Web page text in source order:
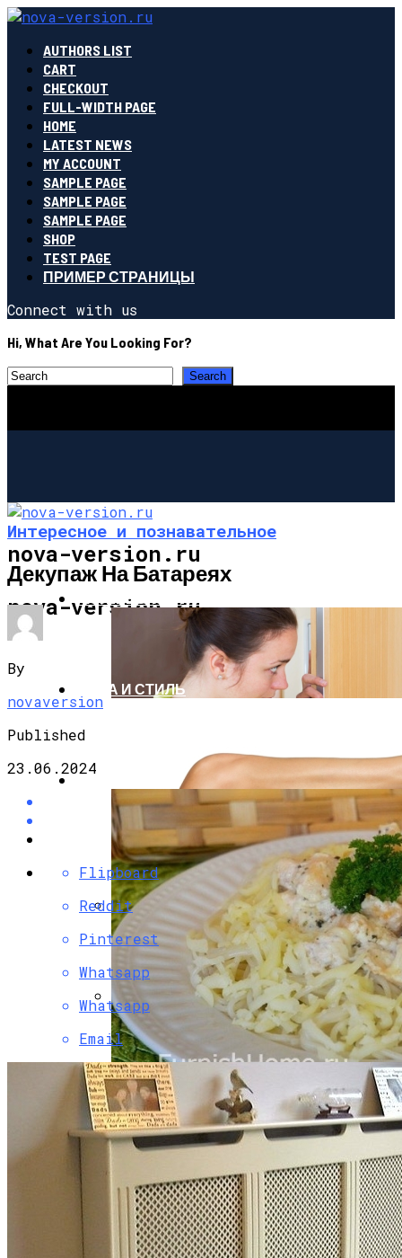
AUTHORS LIST
CART
CHECKOUT
FULL-WIDTH PAGE
HOME
LATEST NEWS
MY ACCOUNT
SAMPLE PAGE
SAMPLE PAGE
SAMPLE PAGE
SHOP
TEST PAGE
ПРИМЕР СТРАНИЦЫ
Connect with us
Hi, What Are You Looking For?
nova-version.ru
nova-version.ru
ИНТЕРЕСНОЕ И ПОЗНАВАТЕЛЬНОЕ
Разбираемся, Какие Виды Проклятий
Соседи Могут Применить К Вашему
Дому
МОДА И СТИЛЬ
Как Правильно Ухаживать За Женской
Лаковой Обувью
РЕЦЕПТЫ
Паста С Семгой В Сливочном Соусе
Интересное и познавательное
Декупаж На Батареях
By
novaversion
Published
23.06.2024
Flipboard
Reddit
Pinterest
Whatsapp
Whatsapp
Email